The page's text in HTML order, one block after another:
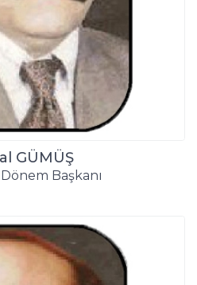
GÜMÜŞ
Başkanı